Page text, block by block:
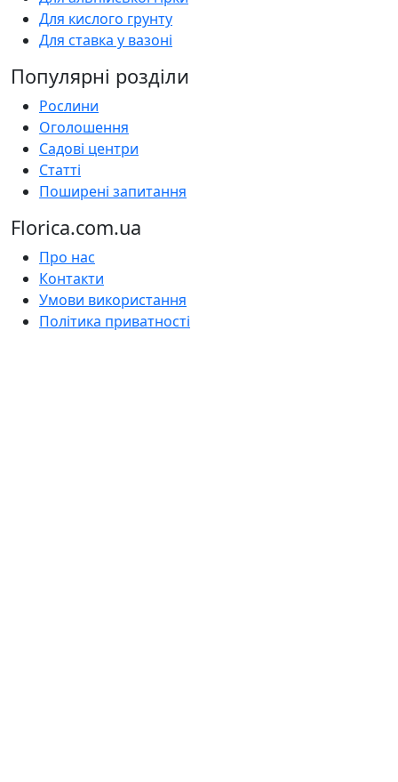
Для кислого грунту
Для ставка у вазоні
Популярні розділи
Рослини
Оголошення
Садові центри
Статті
Поширені запитання
Florica.com.ua
Про нас
Контакти
Умови використання
Політика приватності